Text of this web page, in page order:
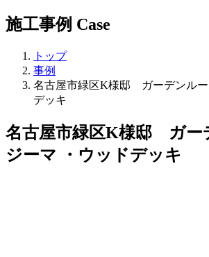
施工事例 Case
トップ
事例
名古屋市緑区K様邸 ガーデンルー
デッキ
名古屋市緑区K様邸 ガー
ジーマ ・ウッドデッキ